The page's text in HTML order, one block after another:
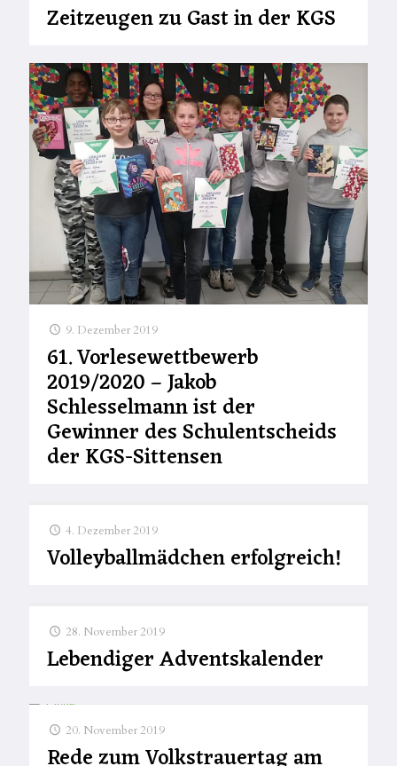
Zeitzeugen zu Gast in der KGS
9. Dezember 2019
61. Vorlesewettbewerb
2019/2020 – Jakob
Schlesselmann ist der
Gewinner des Schulentscheids
der KGS-Sittensen
4. Dezember 2019
Volleyballmädchen erfolgreich!
28. November 2019
Lebendiger Adventskalender
20. November 2019